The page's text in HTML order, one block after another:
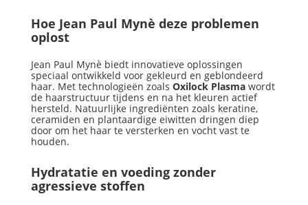
Hoe Jean Paul Mynè deze problemen
oplost
Jean Paul Mynè biedt innovatieve oplossingen
speciaal ontwikkeld voor gekleurd en geblondeerd
haar. Met technologieën zoals Oxilock Plasmawordt
de haarstructuur tijdens en na het kleuren actief
hersteld. Natuurlijke ingrediënten zoals keratine,
ceramiden en plantaardige eiwitten dringen diep
door om het haar te versterken en vocht vast te
houden.
Hydratatie en voeding zonder
agressieve stoffen